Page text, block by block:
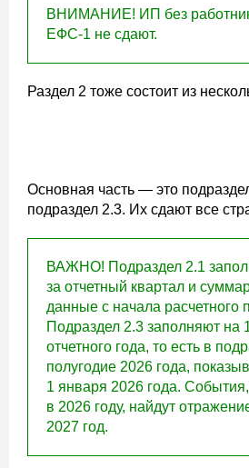
ВНИМАНИЕ! ИП без
ЕФС-1 не сдают.
Раздел 2 тоже состоит из
Основная часть — это
подраздел 2.3. Их сдают все
ВАЖНО! Подраздел 2.1
за отчетный квартал и
данные с начала расчетного
Подраздел 2.3 заполняют на
отчетного года, то есть в
полугодие 2026 года,
1 января 2026 года.
в 2026 году, найдут
2027 год.